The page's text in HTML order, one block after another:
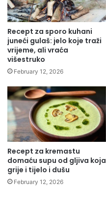
Recept za sporo kuhani
juneći gulaš: jelo koje traži
vrijeme, ali vraća
višestruko
February 12, 2026
Recept za kremastu
domaću supu od gljiva koja
grije i tijelo i dušu
February 12, 2026